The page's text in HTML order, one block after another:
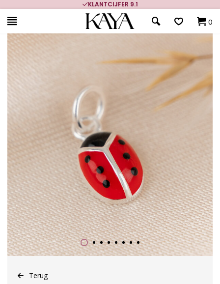
KLANTCIJFER 9.1
0
Terug